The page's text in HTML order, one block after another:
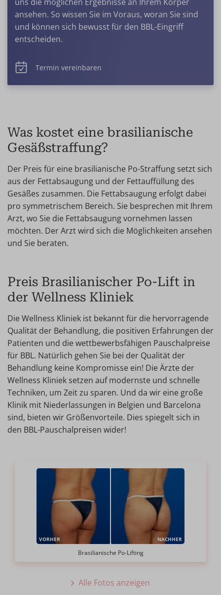
ansehen. So wissen Sie im Voraus, woran Sie sind
und können sich bewusst für den BBL-Eingriff
entscheiden.
Termin vereinbaren
Was kostet eine brasilianische
Gesäßstraffung?
Der Preis für eine brasilianische Po-Straffung setzt sich
aus der Fettabsaugung und der Fettauffüllung des
Gesäßes zusammen. Die Fettabsaugung erfolgt dabei
pro symmetrischem Bereich. Sie besprechen mit Ihrem
Arzt, wo Sie die Fettabsaugung vornehmen lassen
möchten. Der Arzt wird sich die Möglichkeiten ansehen
und Sie beraten.
Preis Brasilianischer Po-Lift in
der Wellness Kliniek
Die Wellness Kliniek ist bekannt für die hervorragende
Qualität der Behandlung, die positiven Erfahrungen der
Patienten und die wettbewerbsfähigen Pauschalpreise
für BBL. Natürlich gehen Sie bei der Qualität der
Behandlung keine Kompromisse ein! Die Ärzte der
Wellness Kliniek setzen auf modernste und schnelle
Techniken, um Zeit zu sparen. Und da wir eine große
Klinik mit Niederlassungen in Belgien und Barcelona
sind, bieten wir Größenvorteile. Dies spiegelt sich in
den BBL-Pauschalpreisen wider!
VORHER NACHHER
Brasilianische Po-Lifting
Alle Fotos anzeigen